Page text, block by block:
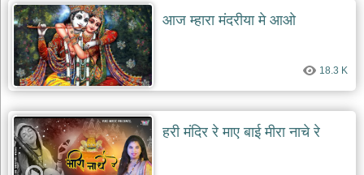
दयाल
भजन
bawa
lal
dayal
bhajans
शनि
देव
भजन
shani
dev
bhajans
आज म्हारा मंदरीया मे आओ
18.3 K
हरी मंदिर रे माए बाई मीरा नाचे रे